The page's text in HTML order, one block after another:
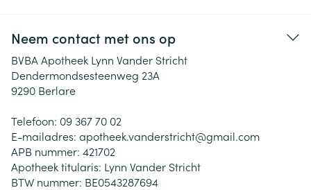
Neem contact met ons op
BVBA Apotheek Lynn Vander Stricht
Dendermondsesteenweg 23A
9290 Berlare
Telefoon: 09 367 70 02
E-mailadres: apotheek.vanderstricht@gmail.com
APB nummer: 421702
Apotheek titularis: Lynn Vander Stricht
BTW nummer: BE0543287694